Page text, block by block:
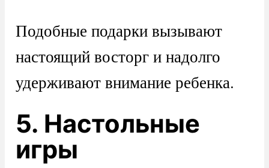
Подобные подарки вызывают
настоящий восторг и надолго
удерживают внимание ребенка.
5. Настольные
игры